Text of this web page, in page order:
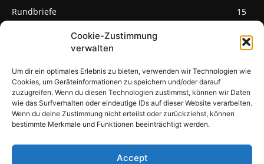
Cookie-Zustimmung
verwalten
Um dir ein optimales Erlebnis zu bieten, verwenden wir Technologien wie
Cookies, um Geräteinformationen zu speichern und/oder darauf
zuzugreifen. Wenn du diesen Technologien zustimmst, können wir Daten
wie das Surfverhalten oder eindeutige IDs auf dieser Website verarbeiten.
Wenn du deine Zustimmung nicht erteilst oder zurückziehst, können
bestimmte Merkmale und Funktionen beeinträchtigt werden.
Accept
Rundbriefe
15
Pilzseite
Seltene Pilze aus Mainfranken und
Deutschland